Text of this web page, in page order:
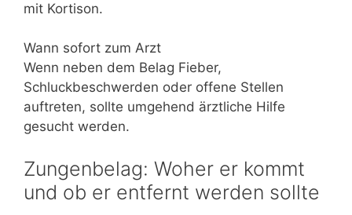
mit Kortison.
Wann sofort zum Arzt
Wenn neben dem Belag Fieber,
Schluckbeschwerden oder offene Stellen
auftreten, sollte umgehend ärztliche Hilfe
gesucht werden.
Zungenbelag: Woher er kommt
und ob er entfernt werden sollte